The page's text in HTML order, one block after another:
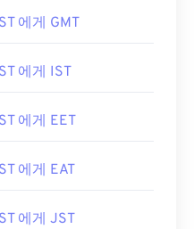
에게 GMT
에게 IST
에게 EET
에게 EAT
에게 JST